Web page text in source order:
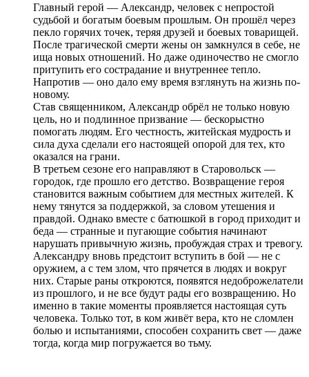
Главный герой — Александр, человек с непростой
судьбой и богатым боевым прошлым. Он прошёл через
пекло горячих точек, теряя друзей и боевых товарищей.
После трагической смерти жены он замкнулся в себе, не
ища новых отношений. Но даже одиночество не смогло
притупить его сострадание и внутреннее тепло.
Напротив — оно дало ему время взглянуть на жизнь по-
новому.
Став священником, Александр обрёл не только новую
цель, но и подлинное призвание — бескорыстно
помогать людям. Его честность, житейская мудрость и
сила духа сделали его настоящей опорой для тех, кто
оказался на грани.
В третьем сезоне его направляют в Старовольск —
городок, где прошло его детство. Возвращение героя
становится важным событием для местных жителей. К
нему тянутся за поддержкой, за словом утешения и
правдой. Однако вместе с батюшкой в город приходит и
беда — странные и пугающие события начинают
нарушать привычную жизнь, пробуждая страх и тревогу.
Александру вновь предстоит вступить в бой — не с
оружием, а с тем злом, что прячется в людях и вокруг
них. Старые раны откроются, появятся недоброжелатели
из прошлого, и не все будут рады его возвращению. Но
именно в такие моменты проявляется настоящая суть
человека. Только тот, в ком живёт вера, кто не сломлен
болью и испытаниями, способен сохранить свет — даже
тогда, когда мир погружается во тьму.